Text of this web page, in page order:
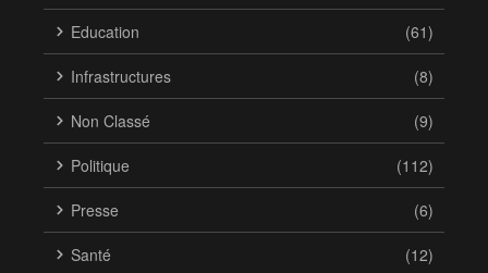
Education (61)
Infrastructures (8)
Non Classé (9)
Politique (112)
Presse (6)
Santé (12)